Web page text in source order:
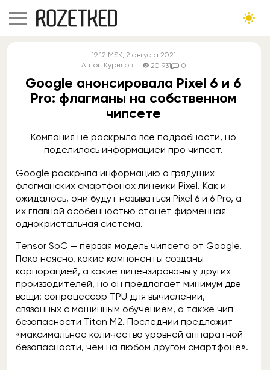
19:12 MSK, 2 августа 2021
Антон Курилов
20 931 0
Google анонсировала Pixel 6 и 6
Pro: флагманы на собственном
чипсете
Компания не раскрыла все подробности, но
поделилась информацией про чипсет.
Google раскрыла информацию о грядущих
флагманских смартфонах линейки Pixel. Как и
ожидалось, они будут называться Pixel 6 и 6 Pro, а
их главной особенностью станет фирменная
однокристальная система.
Tensor SoC — первая модель чипсета от Google.
Пока неясно, какие компоненты созданы
корпорацией, а какие лицензированы у других
производителей, но он предлагает минимум две
вещи: сопроцессор TPU для вычислений,
связанных с машинным обучением, а также чип
безопасности Titan M2. Последний предложит
«максимальное количество уровней аппаратной
безопасности, чем на любом другом смартфоне».